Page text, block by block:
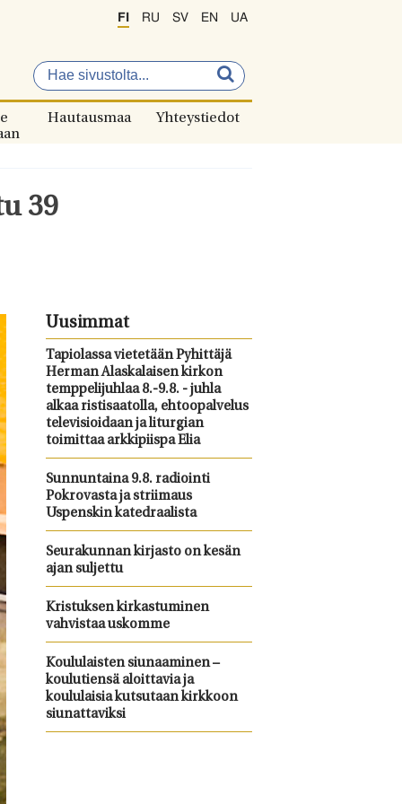
FI RU SV EN UA
Hautausmaa Yhteystiedot
39
Uusimmat
Tapiolassa vietetään Pyhittäjä
Herman Alaskalaisen kirkon
temppelijuhlaa 8.-9.8. - juhla
alkaa ristisaatolla, ehtoopalvelus
televisioidaan ja liturgian
toimittaa arkkipiispa Elia
Sunnuntaina 9.8. radiointi
Pokrovasta ja striimaus
Uspenskin katedraalista
Seurakunnan kirjasto on kesän
ajan suljettu
Kristuksen kirkastuminen
vahvistaa uskomme
Koululaisten siunaaminen –
koulutiensä aloittavia ja
koululaisia kutsutaan kirkkoon
siunattaviksi